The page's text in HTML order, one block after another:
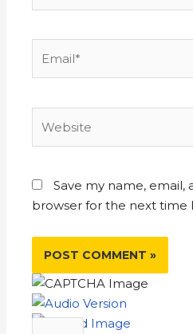
Save my name, email,
browser for the next time